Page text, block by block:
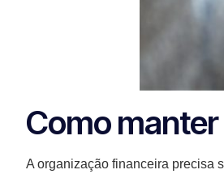
Como
A organização financeira precisa